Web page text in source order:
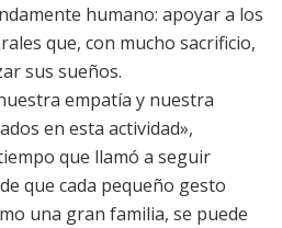
humano: apoyar a los
que, con mucho sacrificio,
sus sueños.
empatía y nuestra
en esta actividad»,
que llamó a seguir
que cada pequeño gesto
una gran familia, se puede